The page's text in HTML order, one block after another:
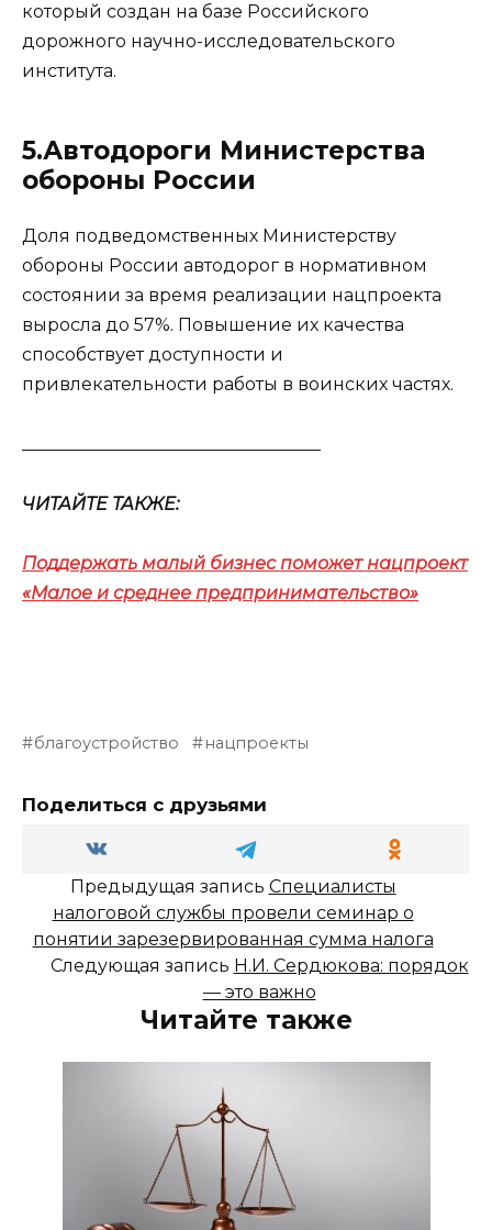
который создан на базе Российского
дорожного научно-исследовательского
института.
5.Автодороги Министерства
обороны России
Доля подведомственных Министерству
обороны России автодорог в нормативном
состоянии за время реализации нацпроекта
выросла до 57%. Повышение их качества
способствует доступности и
привлекательности работы в воинских частях.
ЧИТАЙТЕ ТАКЖЕ:
Поддержать малый бизнес поможет нацпроект
«Малое и среднее предпринимательство»
благоустройство нацпроекты
Поделиться с друзьями
Предыдущая запись Специалисты
налоговой службы провели семинар о
понятии зарезервированная сумма налога
Следующая запись Н.И. Сердюкова: порядок
— это важно
Читайте также